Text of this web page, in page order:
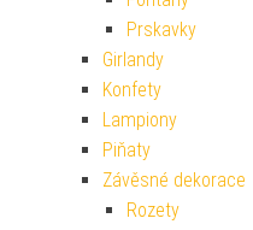
Prskavky
Girlandy
Konfety
Lampiony
Piňaty
Závěsné dekorace
Rozety